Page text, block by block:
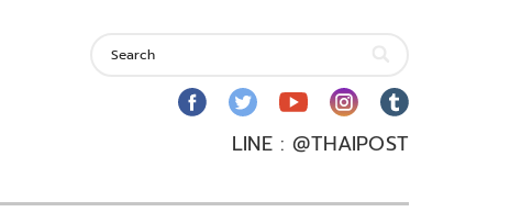
LINE : @THAIPOST